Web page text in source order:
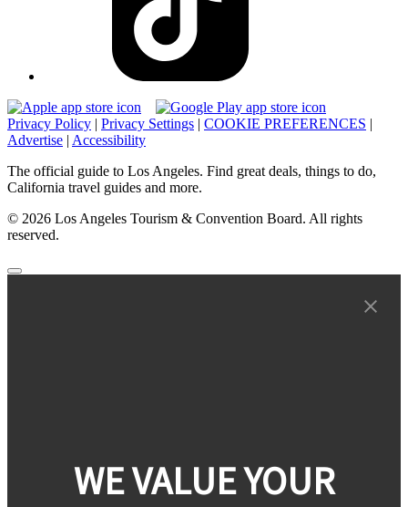
Privacy Policy | Privacy Settings | COOKIE PREFERENCES |
Advertise | Accessibility
The official guide to Los Angeles. Find great deals, things to do,
California travel guides and more.
© 2026 Los Angeles Tourism & Convention Board. All rights
reserved.
WE VALUE YOUR